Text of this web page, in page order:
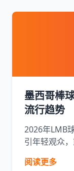
墨西哥棒
流行趋势
2026年LMB
引年轻观众
阅读更多